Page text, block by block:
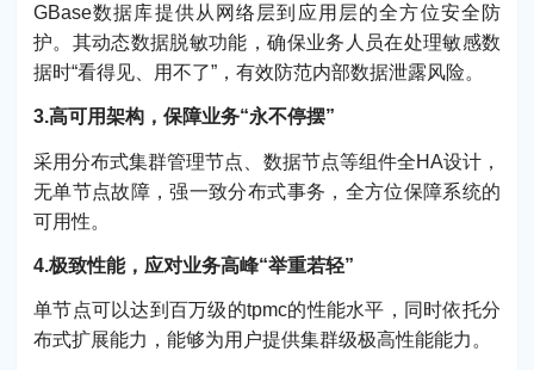
GBase数据库提供从网络层到应用层的全方位安全防
护。其动态数据脱敏功能，确保业务人员在处理敏感数
据时“看得见、用不了”，有效防范内部数据泄露风险。
3.高可用架构，保障业务“永不停摆”
采用分布式集群管理节点、数据节点等组件全HA设计，
无单节点故障，强一致分布式事务，全方位保障系统的
可用性。
4.极致性能，应对业务高峰“举重若轻”
单节点可以达到百万级的tpmc的性能水平，同时依托分
布式扩展能力，能够为用户提供集群级极高性能能力。